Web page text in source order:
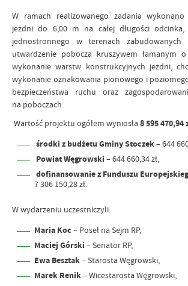
W ramach realizowanego zadania wykonano
jezdni do 6,00 m na całej długości
jednostronnego w terenach zabudowanych
utwardzenie pobocza kruszywem łamanym
wykonanie warstw konstrukcyjnych jezdni,
wykonanie oznakowania pionowego i
bezpieczeństwa ruchu oraz
na poboczach.
Wartość projektu ogółem wyniosła 8 595 470,94
środki z budżetu Gminy Stoczek– 644
Powiat Węgrowski – 644 660,34 zł,
dofinansowanie z Funduszu
7 306 150,28 zł.
W wydarzeniu uczestniczyli:
Maria Koc – Poseł na Sejm RP,
Maciej Górski – Senator RP,
Ewa Besztak– Starosta Węgrowski,
Marek Renik– Wicestarosta Węgrowski,